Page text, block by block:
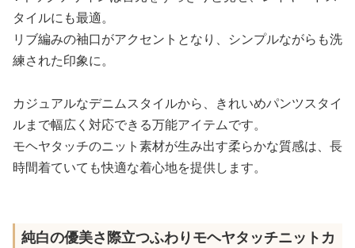
タイルにも最適。
リブ編みの袖口がアクセントとなり、シンプルながらも洗
練された印象に。
カジュアルなデニムスタイルから、きれいめパンツスタイ
ルまで幅広く対応できる万能アイテムです。
モヘヤタッチのニット素材が生み出す柔らかな質感は、長
時間着ていても快適な着心地を提供します。
純白の優美さ際立つふわりモヘヤタッチニットカ